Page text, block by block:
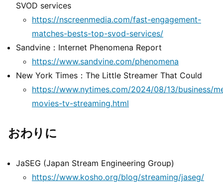
SVOD services
https://nscreenmedia.com/fast-engagement-
matches-bests-top-svod-services/
Sandvine：Internet Phenomena Report
https://www.sandvine.com/phenomena
New York Times：The Little Streamer That Could
https://www.nytimes.com/2024/08/13/business/
movies-tv-streaming.html
おわりに
JaSEG (Japan Stream Engineering Group)
https://www.kosho.org/blog/streaming/jaseg/